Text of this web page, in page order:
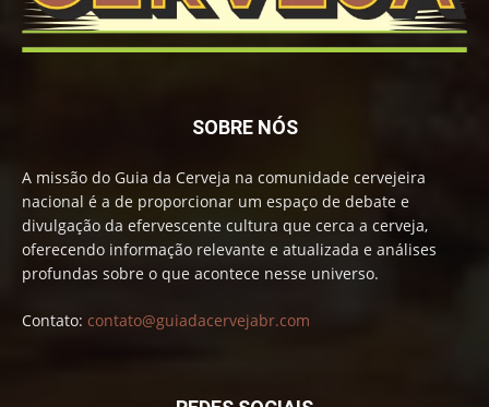
SOBRE NÓS
A missão do Guia da Cerveja na comunidade cervejeira
nacional é a de proporcionar um espaço de debate e
divulgação da efervescente cultura que cerca a cerveja,
oferecendo informação relevante e atualizada e análises
profundas sobre o que acontece nesse universo.
Contato: contato@guiadacervejabr.com